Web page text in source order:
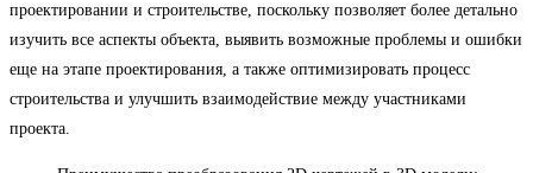
проектировании и строительстве, поскольку позволяет более детально
изучить все аспекты объекта, выявить возможные проблемы и ошибки
еще на этапе проектирования, а также оптимизировать процесс
строительства и улучшить взаимодействие между участниками
проекта.